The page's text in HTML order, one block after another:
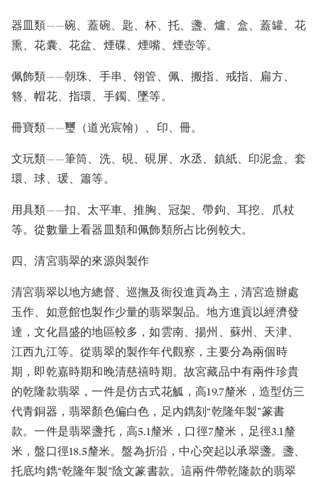
器皿類——碗、蓋碗、匙、杯、托、盞、爐、盒、蓋罐、花
熏、花囊、花盆、煙碟、煙嘴、煙壺等。
佩飾類——朝珠、手串、翎管、佩、搬指、戒指、扁方、
簪、帽花、指環、手鐲、墜等。
冊寶類——璽（道光宸翰）、印、冊。
文玩類——筆筒、洗、硯、硯屏、水丞、鎮紙、印泥盒、套
環、球、瑗、簫等。
用具類——扣、太平車、推胸、冠架、帶鉤、耳挖、爪杖
等。從數量上看器皿類和佩飾類所占比例較大。
四、清宮翡翠的來源與製作
清宮翡翠以地方總督、巡撫及衙役進貢為主，清宮造辦處
玉作、如意館也製作少量的翡翠製品。地方進貢以經濟發
達，文化昌盛的地區較多，如雲南、揚州、蘇州、天津、
江西九江等。從翡翠的製作年代觀察，主要分為兩個時
期，即乾嘉時期和晚清慈禧時期。故宮藏品中有兩件珍貴
的乾隆款翡翠，一件是仿古式花觚，高19.7釐米，造型仿三
代青銅器，翡翠顏色偏白色，足內鐫刻“乾隆年製”篆書
款。一件是翡翠盞托，高5.1釐米，口徑7釐米，足徑3.1釐
米，盤口徑18.5釐米。盤為折沿，中心突起以承翠盞。盞、
托底均鐫“乾隆年製”陰文篆書款。這兩件帶乾隆款的翡翠